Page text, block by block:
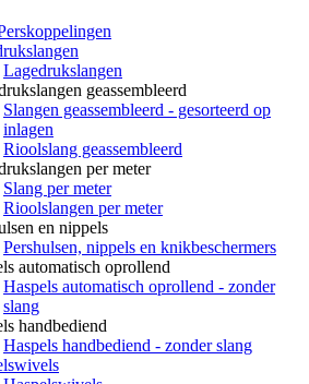
Lagedrukslangen
geassembleerd
Slangen geassembleerd - gesorteerd op
inlagen
Rioolslang geassembleerd
per meter
Slang per meter
Rioolslangen per meter
en nippels
Pershulsen, nippels en knikbeschermers
automatisch oprollend
Haspels automatisch oprollend - zonder
slang
handbediend
Haspels handbediend - zonder slang